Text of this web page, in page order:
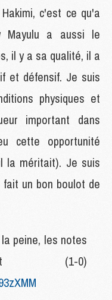
c'est ce qu'a
Mayulu a aussi le
il y a sa qualité, il a
et défensif. Je suis
physiques et
important dans
cette opportunité
la méritait). Je suis
un bon boulot de
peine, les notes
(1-0)